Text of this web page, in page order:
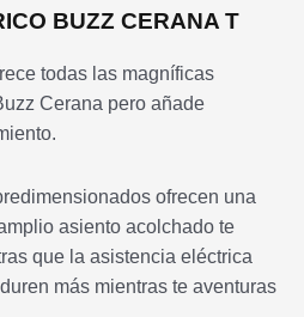
BUZZ CERANA T
todas las magníficas
Cerana pero añade
ofrecen una
asiento acolchado te
que la asistencia eléctrica
más mientras te aventuras